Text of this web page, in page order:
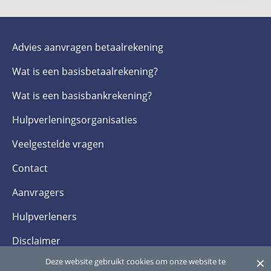
Advies aanvragen betaalrekening
Wat is een basis­betaalrekening?
Wat is een basis­bankrekening?
Hulpverlenings­organisaties
Veelgestelde­ vragen
Contact
Aanvragers
Hulpverleners
Disclaimer
Privacy- en cookieverklaring
Deze website gebruikt cookies om onze website te ×